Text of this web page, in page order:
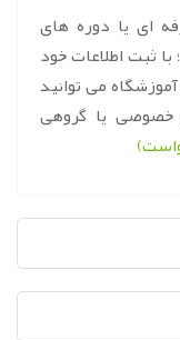
ای یا دوره های
ثبت اطلاعات خود
می توانید
خصوصی یا گروهی